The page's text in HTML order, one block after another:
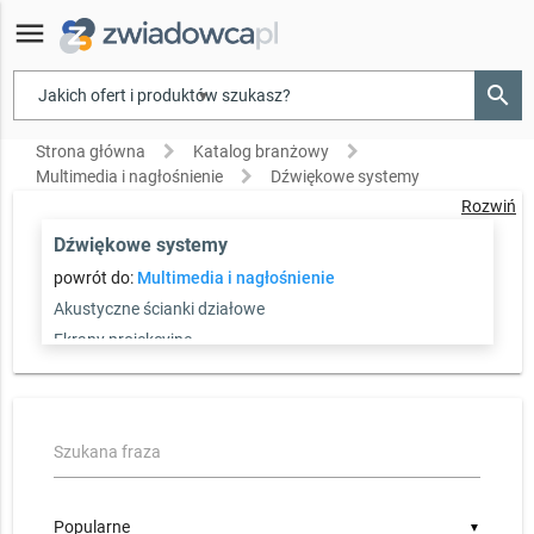
menu
▾ search
Strona główna
Katalog branżowy
Multimedia i nagłośnienie
Dźwiękowe systemy
Rozwiń
Dźwiękowe systemy
powrót do: Multimedia i nagłośnienie
Akustyczne ścianki działowe
Ekrany projekcyjne
Dźwiękowe systemy
Monitory interaktywne
Monitory plazmowe
Szukana fraza
▼